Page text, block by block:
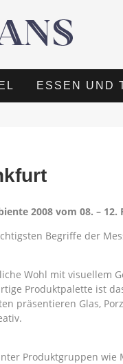
ESSEN UND
2008 vom 08. –
Begriffe der
Wohl mit visuellem
Produktpalette ist
präsentieren Glas,
Produktgruppen wie